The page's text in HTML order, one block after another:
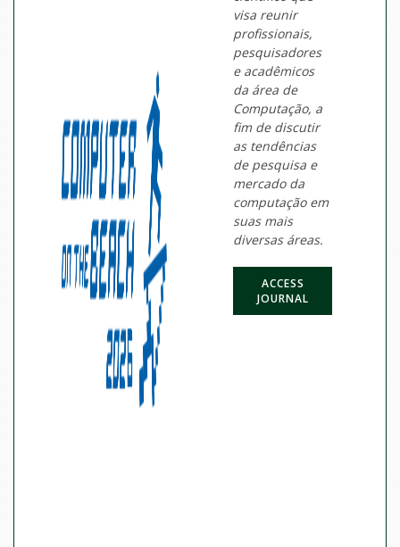
visa reunir
profissionais,
pesquisadores
e acadêmicos
da área de
Computação, a
fim de discutir
as tendências
de pesquisa e
mercado da
computação em
suas mais
diversas áreas.
ACCESS
JOURNAL